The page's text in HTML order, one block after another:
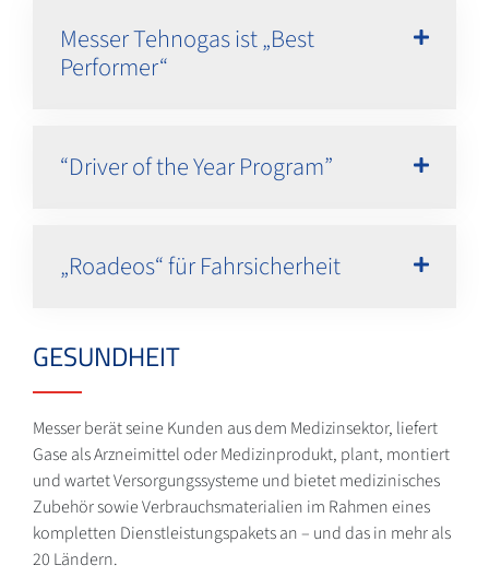
Messer Tehnogas ist „Best
Performer“
“Driver of the Year Program”
„Roadeos“ für Fahrsicherheit
GESUNDHEIT
Messer berät seine Kunden aus dem Medizinsektor, liefert
Gase als Arzneimittel oder Medizinprodukt, plant, montiert
und wartet Versorgungssysteme und bietet medizinisches
Zubehör sowie Verbrauchsmaterialien im Rahmen eines
kompletten Dienstleistungspakets an – und das in mehr als
20 Ländern.